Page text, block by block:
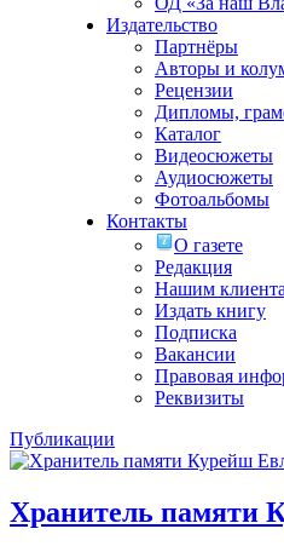
Издательство
Партнёры
Авторы и
Рецензии
Дипломы,
Каталог
Видеосюжеты
Аудиосюжеты
Фотоальбомы
Контакты
О газете
Редакция
Нашим
Издать книгу
Подписка
Вакансии
Правовая
Реквизиты
Публикации
Хранитель памяти